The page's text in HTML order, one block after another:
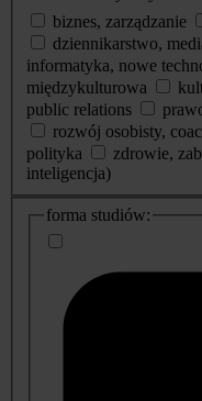
biznes, zarządzanie
dziennikarstwo,
informatyka, nowe
międzykulturowa
public relations
rozwój osobisty,
polityka
zdrowie,
inteligencja)
dodatkowe
informacje
forma studiów: